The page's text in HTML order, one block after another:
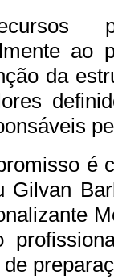
ao
da
é
Gilvan